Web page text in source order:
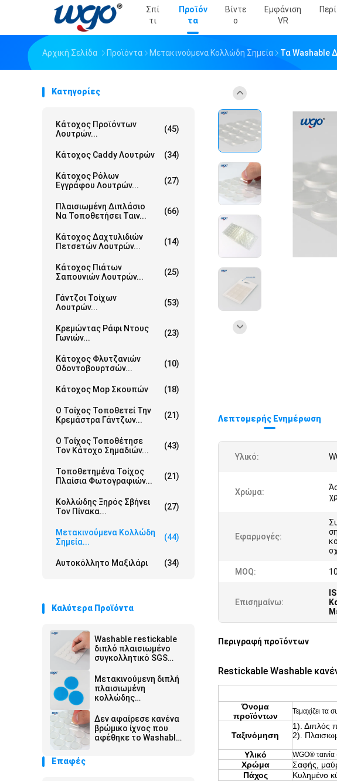
Σπί
Τι
Προϊόν
Τα
Βίντε
Ο
Εμφάνιση
VR
Αρχική Σελίδα Προϊόντα Μετακινούμενα Κολλώδη Σημεία Τα Washable
Κατηγορίες
Κάτοχος Προϊόντων
Λουτρών...
(45)
Κάτοχος Caddy Λουτρών (34)
Κάτοχος Ρόλων
Εγγράφου Λουτρών...
(27)
Πλαισιωμένη Διπλάσιο
Να Τοποθετήσει Ταιν...
(66)
Κάτοχος Δαχτυλιδιών
Πετσετών Λουτρών...
(14)
Κάτοχος Πιάτων
Σαπουνιών Λουτρών...
(25)
Γάντζοι Τοίχων
Λουτρών...
(53)
Κρεμώντας Ράφι Ντους
Γωνιών...
(23)
Κάτοχος Φλυτζανιών
Οδοντοβουρτσών...
(10)
Κάτοχος Mop Σκουπών (18)
Ο Τοίχος Τοποθετεί Την
Κρεμάστρα Γάντζων...
(21)
Ο Τοίχος Τοποθέτησε
Τον Κάτοχο Σημαδιών...
(43)
Τοποθετημένα Τοίχος
Πλαίσια Φωτογραφιών...
(21)
Κολλώδης Ξηρός Σβήνει
Τον Πίνακα...
(27)
Μετακινούμενα Κολλώδη
Σημεία...
(44)
Αυτοκόλλητο Μαξιλάρι (34)
Καλύτερα Προϊόντα
Washable restickable
διπλό πλαισιωμένο
συγκολλητικό SGS
ROHS κανένα
υπόλειμμα
Μετακινούμενη διπλή
πλαισιωμένη
κολλώδης
σημείων ίντσα
φωτογραφιών κανένα
ίχνος που αφήνεται
Δεν αφαίρεσε κανένα
βρώμικο ίχνος που
αφέθηκε το Washable
Επαφές
Λεπτομερής Ενημέρωση
Υλικό:
Χρώμα:
Εφαρμογές:
MOQ:
Επισημαίνω:
Περιγραφή προϊόντων
Restickable Washable
Όνομα
προϊόντων
Τεμαχίζει τα
Ταξινόμηση
1). Διπλός
2).
Υλικό WGO®
Χρώμα Σαφής,
Πάχος Κυλημένο